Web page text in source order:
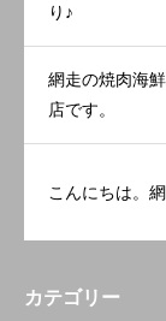
り♪
網走の焼肉海
店です。
こんにちは。
カテゴリー